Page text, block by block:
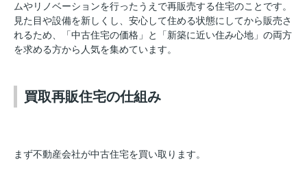
ムやリノベーションを行ったうえで再販売する住宅のことです。
見た目や設備を新しくし、安心して住める状態にしてから販売さ
れるため、「中古住宅の価格」と「新築に近い住み心地」の両方
を求める方から人気を集めています。
買取再販住宅の仕組み
まず不動産会社が中古住宅を買い取ります。